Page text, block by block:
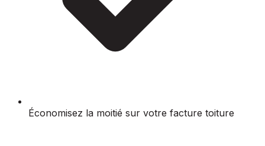
Économisez la moitié sur votre facture toiture